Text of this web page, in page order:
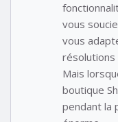
vous
vous
résolutions
Mais
boutique
pendant la